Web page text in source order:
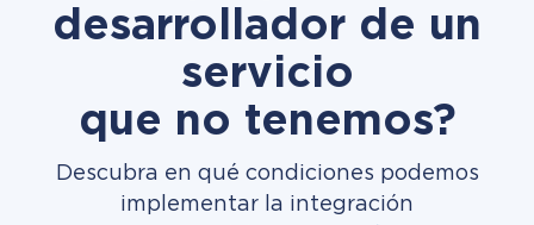
desarrollador de un
servicio
que no tenemos?
Descubra en qué condiciones podemos
implementar la integración